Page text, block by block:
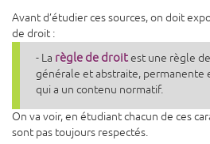
Avant d’étudier ces sources, on doit
de droit :
- La règle de droitest une règle
générale et abstraite, permanente
qui a un contenu normatif.
On va voir, en étudiant chacun de ces
sont pas toujours respectés.